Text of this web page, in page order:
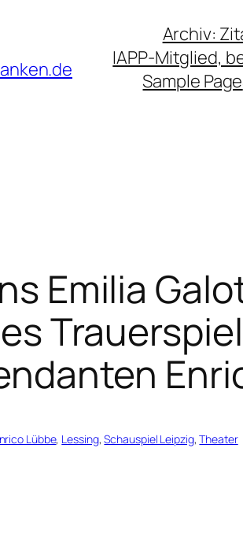
Archiv:
IAPP-Mitglied,
Sample Page
Emilia
Lübbe, Lessing, Schauspiel Leipzig, Theater